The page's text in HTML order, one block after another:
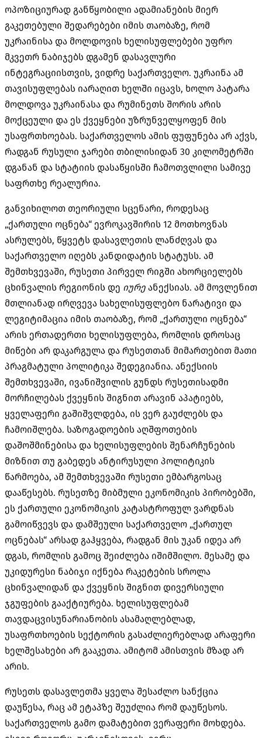
ოპოზიციურად განწყობილი ადამიანების მიერ
გაკეთებული შედარებები იმის თაობაზე, რომ
უკრაინისა და მოლდოვის ხელისუფლებები უფრო
მკვეთრ ნაბიჯებს დგამენ დასავლური
ინტეგრაციისთვის, ვიდრე საქართველო. უკრაინა ამ
თავისუფლებას იარაღით ხელში იცავს, ხოლო პატარა
მოლდოვა უკრაინასა და რუმინეთს შორის არის
მოქცეული და ეს ქვეყნები უზრუნველყოფენ მის
უსაფრთხოებას. საქართველოს ამის ფუფუნება არ აქვს,
რადგან რუსული ჯარები თბილისიდან 30 კილომეტრში
დგანან და სტატიის დასაწყისში ჩამოთვლილი სამივე
საფრთხე რეალურია.
განვიხილოთ თეორიული სცენარი, როდესაც
„ქართული ოცნება“ ევროკავშირის 12 მოთხოვნას
ასრულებს, წყვეტს დასავლეთის ლანძღვას და
საქართველო იღებს კანდიდატის სტატუსს. ამ
შემთხვევაში, რუსეთი პირველ რიგში ახორციელებს
ცხინვალის რეგიონის დე იურე ანექსიას. ამ მოვლენით
მთლიანად ირღვევა სახელისუფლებო ნარატივი და
ლეგიტიმაცია იმის თაობაზე, რომ „ქართული ოცნება“
არის ერთადერთი ხელისუფლება, რომლის დროსაც
მიწები არ დაკარგულა და რუსეთთან მიმართებით მათი
პრაგმატული პოლიტიკა შედეგიანია. ანექსიის
შემთხვევაში, ივანიშვილის გუნდს რუსეთისადმი
მორჩილებას ქვეყნის შიგნით არავინ აპატიებს,
ყველაფერი გაშიშვლდება, ის ვერ გაუძლებს და
ჩამოიშლება. საზოგადოების აღშფოთების
დაშოშმინებისა და ხელისუფლების შენარჩუნების
მიზნით თუ გაბედეს ანტირუსული პოლიტიკის
წარმოება, ამ შემთხვევაში რუსეთი ემბარგოსაც
დააწესებს. რუსეთზე მიბმული ეკონომიკის პირობებში,
ეს ქართული ეკონომიკის კატასტროფულ ვარდნას
გამოიწვევს და დამშეული საქართველო „ქართულ
ოცნებას“ არსად გაჰყვება, რადგან მის უკან იდეა არ
დგას, რომლის გამოც შეიძლება იშიმშილო. მესამე და
უკიდურესი ნაბიჯი იქნება რაკეტების სროლა
ცხინვალიდან და ქვეყნის შიგნით დივერსიული
ჯგუფების გააქტიურება. ხელისუფლებამ
თავდაცვისუნარიანობის ასამაღლებლად,
უსაფრთხოების სექტორის გასაძლიერებლად არაფერი
ხელშესახები არ გააკეთა. ამიტომ ამისთვის მზად არ
არის.
რუსეთს დასავლეთმა ყველა შესაძლო სანქცია
დაუწესა, რაც ამ ეტაპზე შეუძლია რომ დაუწესოს.
საქართველოს გამო დამატებით ვერაფერი მოხდება.